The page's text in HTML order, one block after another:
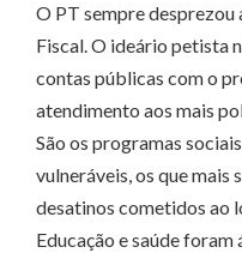
O PT sempre desprezou
Fiscal. O ideário petista
contas públicas com o
atendimento aos mais
São os programas
vulneráveis, os que mais
desatinos cometidos ao
Educação e saúde